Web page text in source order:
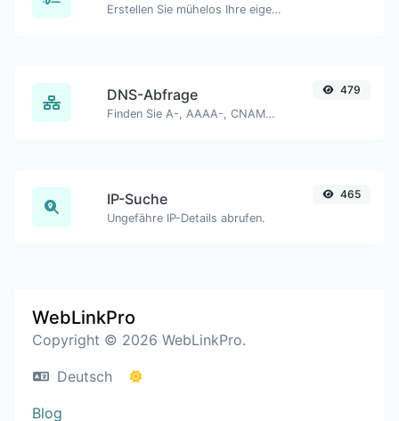
Erstellen Sie mühelos Ihre eigene benutzerdefinierte Signatur und laden Sie sie problemlos herunter.
DNS-Abfrage
Finden Sie A-, AAAA-, CNAME-, MX-, NS-, TXT-, SOA-DNS-Einträge eines Hosts.
479
IP-Suche
Ungefähre IP-Details abrufen.
465
WebLinkPro
Copyright © 2026 WebLinkPro.
Deutsch
Blog